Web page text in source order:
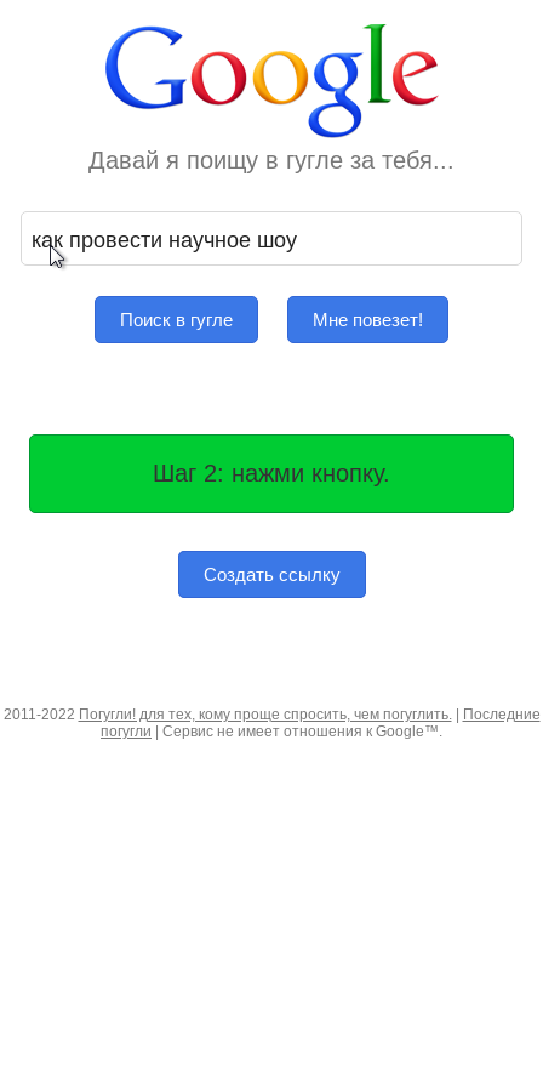
Давай я поищу в гугле за тебя...
Поиск в гугле Мне повезет!
Шаг 2: нажми кнопку.
Создать ссылку
2011-2022 Погугли! для тех, кому проще спросить, чем погуглить.|
Последние
погугли | Сервис не имеет отношения к Google™.